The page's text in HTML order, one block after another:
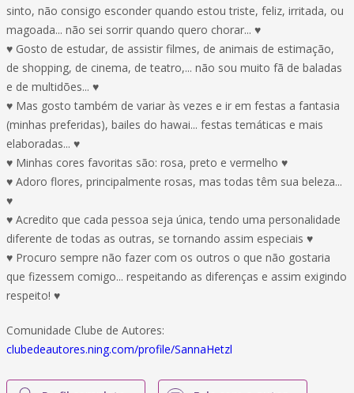
sinto, não consigo esconder quando estou triste, feliz, irritada, ou
magoada... não sei sorrir quando quero chorar... ♥
♥ Gosto de estudar, de assistir filmes, de animais de estimação,
de shopping, de cinema, de teatro,... não sou muito fã de baladas
e de multidões... ♥
♥ Mas gosto também de variar às vezes e ir em festas a fantasia
(minhas preferidas), bailes do hawai... festas temáticas e mais
elaboradas... ♥
♥ Minhas cores favoritas são: rosa, preto e vermelho ♥
♥ Adoro flores, principalmente rosas, mas todas têm sua beleza...
♥
♥ Acredito que cada pessoa seja única, tendo uma personalidade
diferente de todas as outras, se tornando assim especiais ♥
♥ Procuro sempre não fazer com os outros o que não gostaria
que fizessem comigo... respeitando as diferenças e assim exigindo
respeito! ♥
Comunidade Clube de Autores:
clubedeautores.ning.com/profile/SannaHetzl